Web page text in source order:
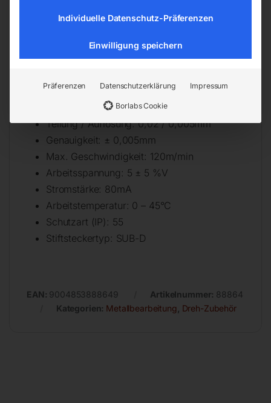
Für härteste Einsatzbedingungen geeignet
Technische Daten
Montage: 155mm
Stablänge: 163mm
Teilung / Auflösung: 0,02 / 0,005mm
Genauigkeit: ± 0,005mm
Max. Geschwindigkeit: 120m/min
Arbeitsspannung: 5 ± 5 %V
Stromstärke: 80mA
Arbeitstemperatur: 0 – 45°C
Schutzart (IP): 55
Stiftsteckertyp: SUB-D
EAN: 9004853888649 Artikelnummer: 88864
Kategorien: Metallbearbeitung Dreh-Zubehör
Individuelle Datenschutz-Präferenzen
Einwilligung speichern
Präferenzen Datenschutzerklärung Impressum
Borlabs Cookie